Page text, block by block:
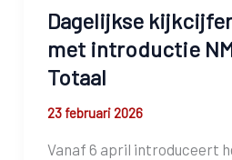
Video
terrein
Dagelijkse
met introductie
Totaal
23 februari 2026
Vanaf 6 april introduceert